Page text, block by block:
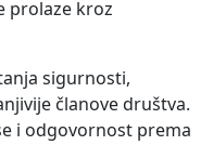
prolaze kroz
sigurnosti,
članove društva.
i odgovornost prema